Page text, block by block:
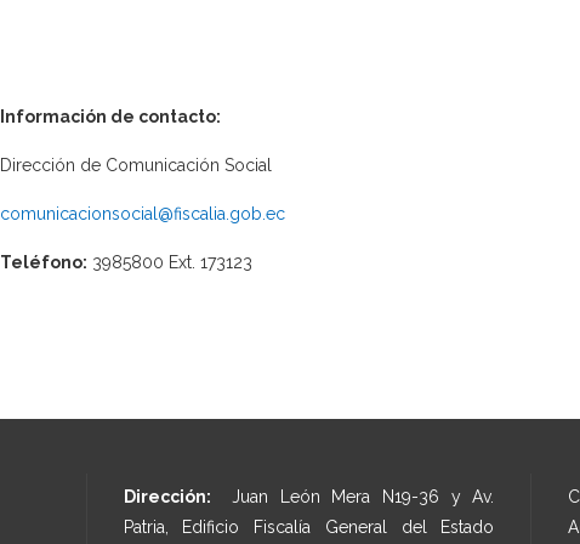
Información de contacto:
Dirección de Comunicación Social
comunicacionsocial@fiscalia.gob.ec
Teléfono: 3985800 Ext. 173123
Dirección: Juan León Mera N19-36 y Av.
Patria, Edificio Fiscalía General del Estado